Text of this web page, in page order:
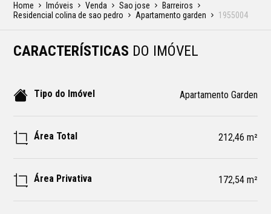
Home Imóveis Venda Sao jose
Barreiros
Residencial colina de sao pedro
Apartamento garden 1955004
CARACTERÍSTICAS DO IMÓVEL
Tipo do Imóvel Apartamento Garden
Área Total 212,46 m²
Área Privativa 172,54 m²